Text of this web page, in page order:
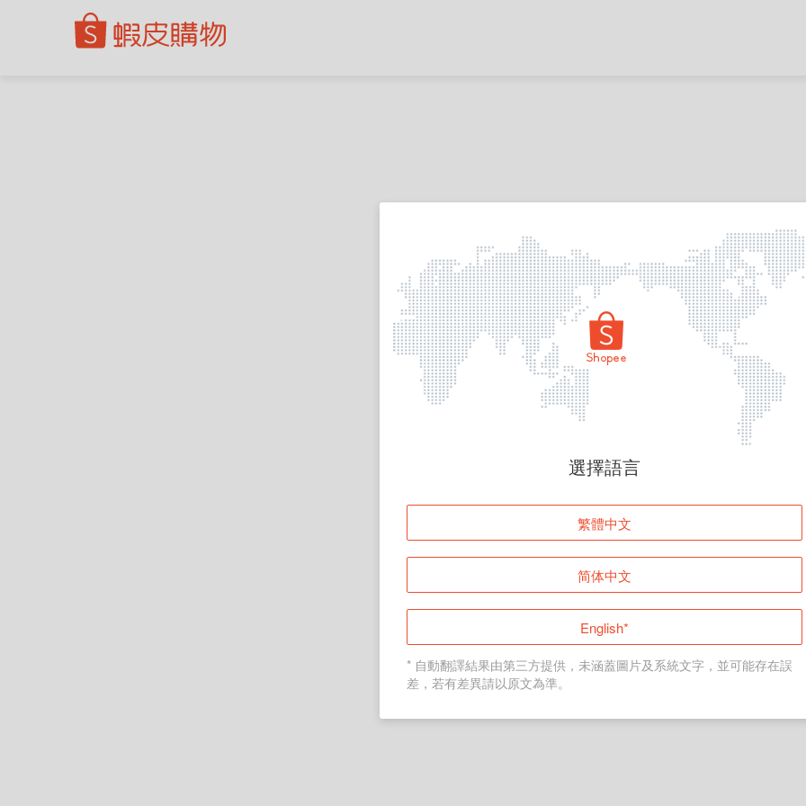
頁面無法顯示
登入
返回首頁
選擇語言
繁體中文
简体中文
English*
* 自動翻譯結果由第三方提供，未涵蓋圖片及系統文字，並可能存在誤
差，若有差異請以原文為準。